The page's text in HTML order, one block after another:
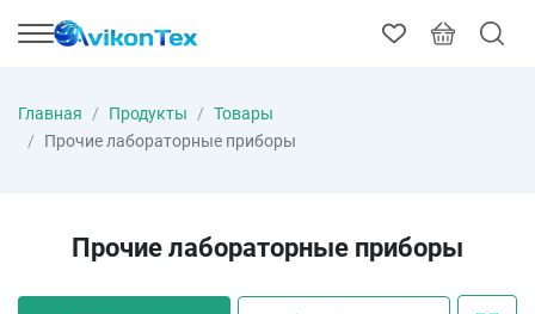
Главная Продукты
Товары
Прочие лабораторные приборы
Прочие лабораторные приборы